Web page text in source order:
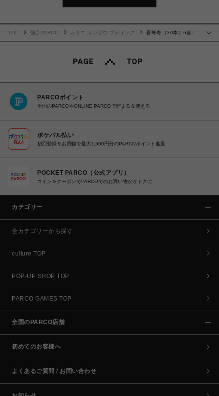
…
TOP 仙台PARCO カガエ カンポウ ブティック
喜蜂寿（30本）6個セ
PARCOポイント
全国のPARCOやONLINE PARCOで貯まる＆使える
ポケパル払い
初回登録＆お買物で最大1,500円分のPARCOポイント進呈
POCKET PARCO（公式アプリ）
コイン＆クーポンでPARCOでのお買い物がオトクに
カテゴリー
全カテゴリーから探す
culture TOP
POP-UP SHOP TOP
PARCO GAMES TOP
全国のPARCO店舗
初めてのお客様へ
よくあるご質問 / お問い合わせ